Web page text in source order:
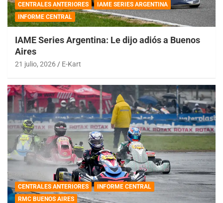
CENTRALES ANTERIORES
IAME SERIES ARGENTINA
INFORME CENTRAL
IAME Series Argentina: Le dijo adiós a Buenos
Aires
21 julio, 2026 E-Kart
CENTRALES ANTERIORES
INFORME CENTRAL
RMC BUENOS AIRES